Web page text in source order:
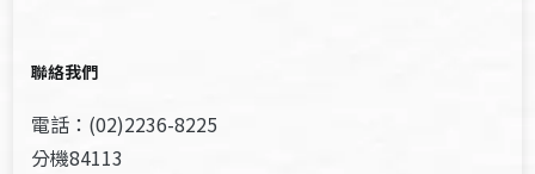
聯絡我們
電話：(02)2236-8225
分機84113